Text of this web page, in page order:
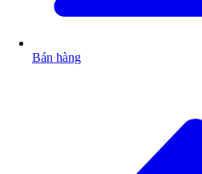
Bán hàng